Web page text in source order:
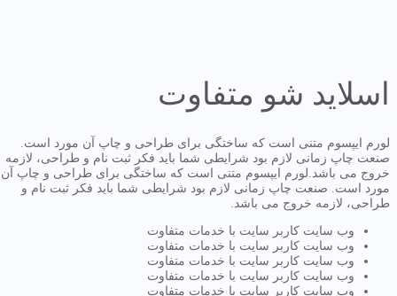
اسلاید شو متفاوت
لورم ایپسوم متنی است که ساختگی برای طراحی و چاپ آن مورد است.
صنعت چاپ زمانی لازم بود شرایطی شما باید فکر ثبت نام و طراحی، لازمه
خروج می باشد.لورم ایپسوم متنی است که ساختگی برای طراحی و چاپ آن
مورد است. صنعت چاپ زمانی لازم بود شرایطی شما باید فکر ثبت نام و
طراحی، لازمه خروج می باشد.
وب سایت کاربر سایت با خدمات متفاوت
وب سایت کاربر سایت با خدمات متفاوت
وب سایت کاربر سایت با خدمات متفاوت
وب سایت کاربر سایت با خدمات متفاوت
وب سایت کاربر سایت با خدمات متفاوت